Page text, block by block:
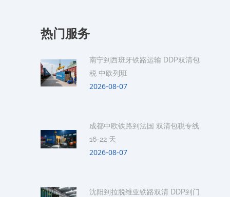
热门服务
南宁到西班牙铁路运输 DDP双清包
税 中欧列班
2026-08-07
成都中欧铁路到法国 双清包税专线
16-22 天
2026-08-07
沈阳到拉脱维亚铁路双清 DDP到门